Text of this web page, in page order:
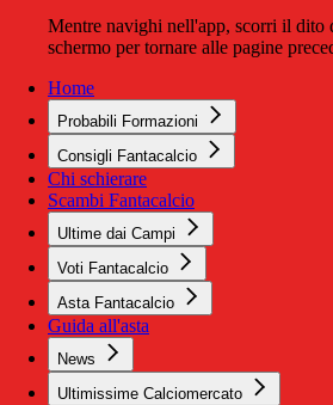
Mentre navighi nell'app, scorri il dito
schermo per tornare alle pagine
Home
Probabili Formazioni
Consigli Fantacalcio
Chi schierare
Scambi Fantacalcio
Ultime dai Campi
Voti Fantacalcio
Asta Fantacalcio
Guida all'asta
News
Ultimissime Calciomercato